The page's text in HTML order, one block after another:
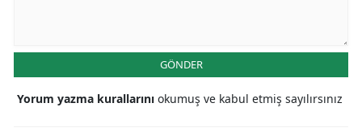
GÖNDER
Yorum yazma kurallarını okumuş ve kabul etmiş sayılırsınız